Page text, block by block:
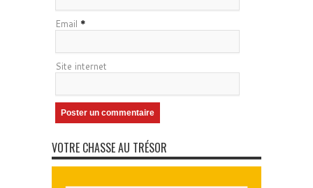
Email *
Site internet
VOTRE CHASSE AU TRÉSOR